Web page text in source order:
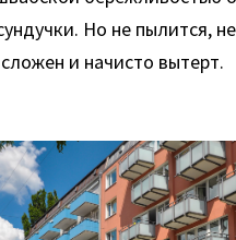
Но не пылится,
и начисто вытерт.